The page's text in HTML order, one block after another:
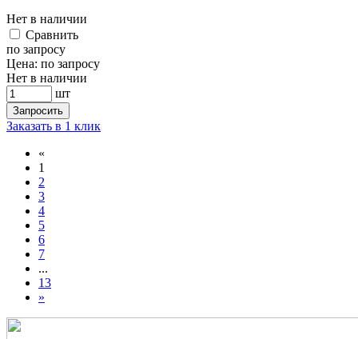
Нет в наличии
Cравнить
по запросу
Цена: по запросу
Нет в наличии
шт
Запросить
Заказать в 1 клик
«
1
2
3
4
5
6
7
...
13
»